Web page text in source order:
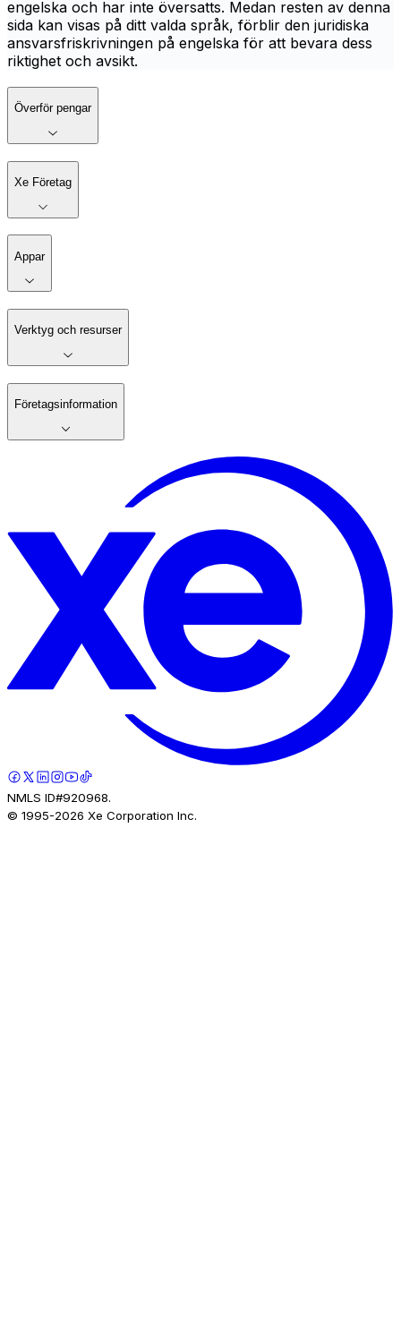
engelska och har inte översatts. Medan resten av denna
sida kan visas på ditt valda språk, förblir den juridiska
ansvarsfriskrivningen på engelska för att bevara dess
riktighet och avsikt.
Överför pengar
Xe Företag
Appar
Verktyg och resurser
Företagsinformation
NMLS ID#920968.
© 1995-2026 Xe Corporation Inc.